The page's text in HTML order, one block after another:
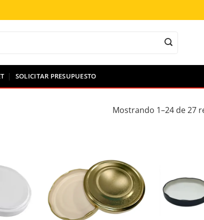
SOLICITAR PRESUPUESTO
Mostrando 1–24 de 27
deseos Añadir a la lista de deseos